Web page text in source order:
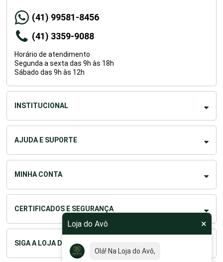
Loja do Avô ×
ob
(41) 99581-8456
(41) 3359-9088
Horário de atendimento
Segunda a sexta das 9h às 18h
Sábado das 9h às 12h
INSTITUCIONAL
AJUDA E SUPORTE
MINHA CONTA
CERTIFICADOS E SEGURANÇA
SIGA A LOJA DO AVÔ